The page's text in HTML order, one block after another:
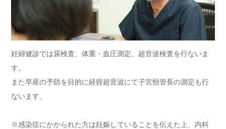
妊婦健診では尿検査、体重・血圧測定、超音波検査を行ないま
す。
また早産の予防を目的に経腟超音波にて子宮頸管長の測定も行
ないます。
※感染症にかかられた方は妊娠していることを伝えた上、内科